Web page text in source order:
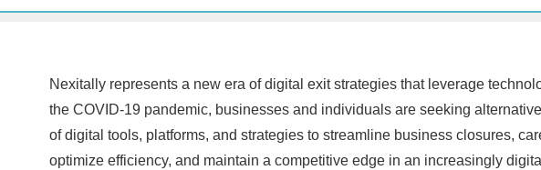
Nexitally represents a new era of digital exit strategies that leverage
the COVID-19 pandemic, businesses and individuals are seeking
of digital tools, platforms, and strategies to streamline business closures,
optimize efficiency, and maintain a competitive edge in an increasingly